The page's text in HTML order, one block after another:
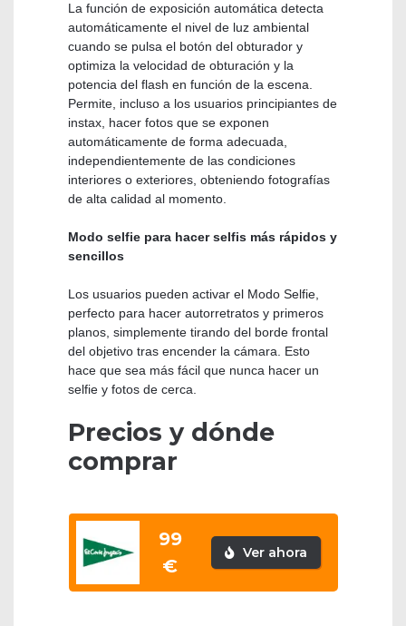
La función de exposición automática detecta
automáticamente el nivel de luz ambiental
cuando se pulsa el botón del obturador y
optimiza la velocidad de obturación y la
potencia del flash en función de la escena.
Permite, incluso a los usuarios principiantes de
instax, hacer fotos que se exponen
automáticamente de forma adecuada,
independientemente de las condiciones
interiores o exteriores, obteniendo fotografías
de alta calidad al momento.
Modo selfie para hacer selfis más rápidos y
sencillos
Los usuarios pueden activar el Modo Selfie,
perfecto para hacer autorretratos y primeros
planos, simplemente tirando del borde frontal
del objetivo tras encender la cámara. Esto
hace que sea más fácil que nunca hacer un
selfie y fotos de cerca.
Precios y dónde
comprar
99
€
Ver ahora